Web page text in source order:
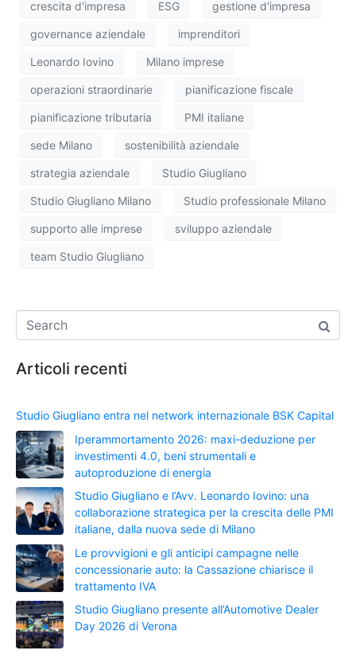
crescita d'impresa ESG gestione d'impresa
governance aziendale imprenditori
Leonardo Iovino Milano imprese
operazioni straordinarie pianificazione fiscale
pianificazione tributaria PMI italiane
sede Milano sostenibilità aziendale
strategia aziendale Studio Giugliano
Studio Giugliano Milano Studio professionale Milano
supporto alle imprese sviluppo aziendale
team Studio Giugliano
Articoli recenti
Studio Giugliano entra nel network internazionale BSK Capital
Iperammortamento 2026: maxi-deduzione per
investimenti 4.0, beni strumentali e
autoproduzione di energia
Studio Giugliano e l’Avv. Leonardo Iovino: una
collaborazione strategica per la crescita delle PMI
italiane, dalla nuova sede di Milano
Le provvigioni e gli anticipi campagne nelle
concessionarie auto: la Cassazione chiarisce il
trattamento IVA
Studio Giugliano presente all’Automotive Dealer
Day 2026 di Verona